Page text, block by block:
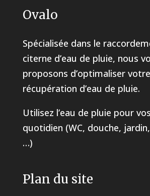
Ovalo
Spécialisée dans le
citerne d’eau de pluie, nous
proposons d’optimaliser
récupération d’eau de pluie.
Utilisez l’eau de pluie pour
quotidien (WC, douche,
…)
Plan du site